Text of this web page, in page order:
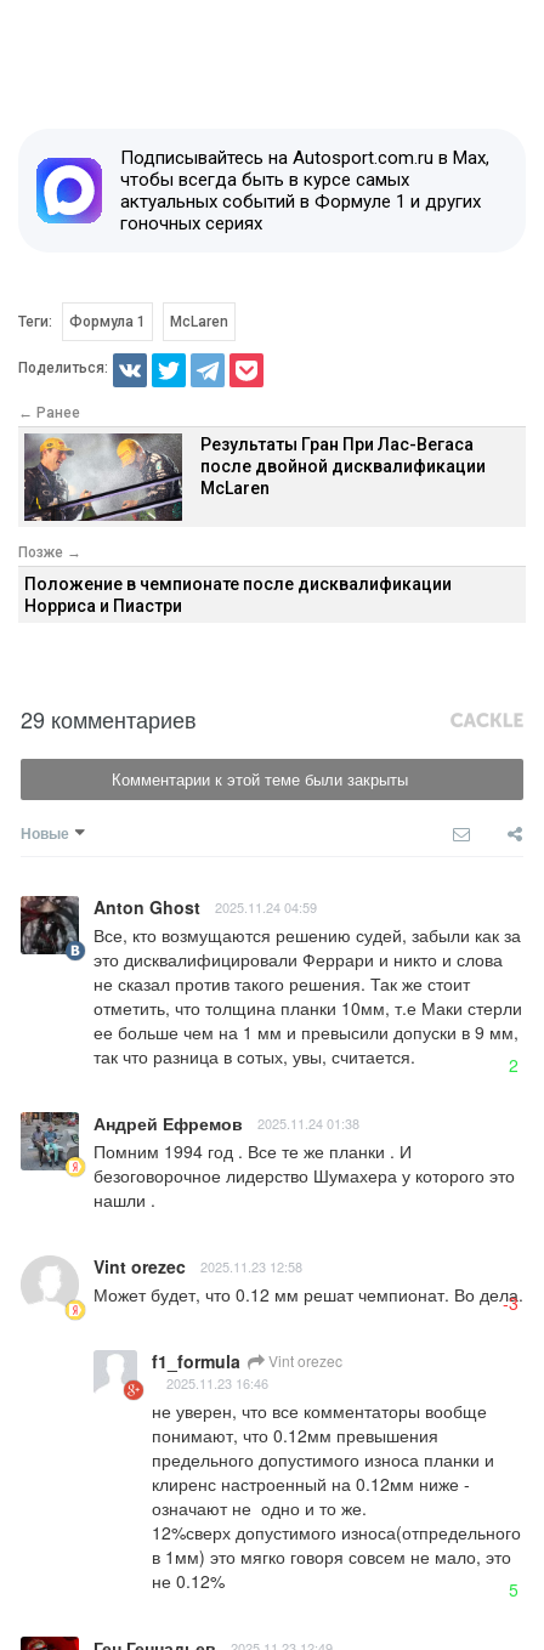
Подписывайтесь на Autosport.com.ru в Max,
чтобы всегда быть в курсе самых
актуальных событий в Формуле 1 и других
гоночных сериях
Теги: Формула 1 McLaren
Поделиться:
← Ранее
Результаты Гран При Лас-Вегаса
после двойной дисквалификации
McLaren
Позже →
Положение в чемпионате после дисквалификации
Норриса и Пиастри
29 комментариев
Комментарии к этой теме были закрыты
Новые
Anton Ghost 2025.11.24 04:59
Все, кто возмущаются решению судей, забыли как за
это дисквалифицировали Феррари и никто и слова
не сказал против такого решения. Так же стоит
отметить, что толщина планки 10мм, т.е Маки стерли
ее больше чем на 1 мм и превысили допуски в 9 мм,
так что разница в сотых, увы, считается.
2
Андрей Ефремов 2025.11.24 01:38
Помним 1994 год . Все те же планки . И
безоговорочное лидерство Шумахера у которого это
нашли .
Vint orezec 2025.11.23 12:58
Может будет, что 0.12 мм решат чемпионат. Во дела.
-3
f1_formula Vint orezec
2025.11.23 16:46
не уверен, что все комментаторы вообще
понимают, что 0.12мм превышения
предельного допустимого износа планки и
клиренс настроенный на 0.12мм ниже -
означают не  одно и то же.
12%сверх допустимого износа(отпредельного
в 1мм) это мягко говоря совсем не мало, это
не 0.12%
5